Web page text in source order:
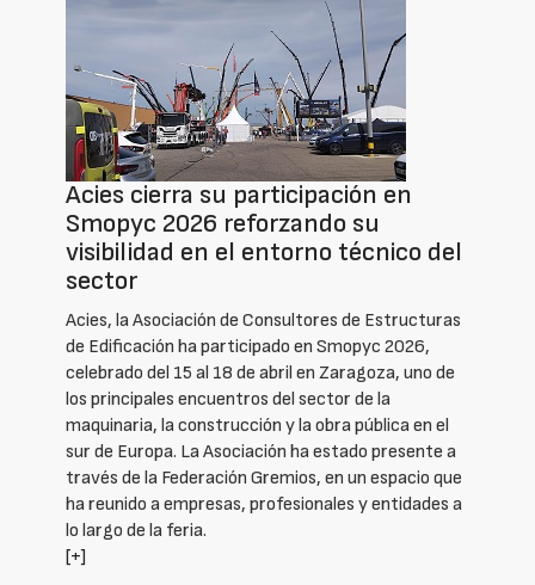
Acies cierra su participación en
Smopyc 2026 reforzando su
visibilidad en el entorno técnico del
sector
Acies, la Asociación de Consultores de Estructuras
de Edificación ha participado en Smopyc 2026,
celebrado del 15 al 18 de abril en Zaragoza, uno de
los principales encuentros del sector de la
maquinaria, la construcción y la obra pública en el
sur de Europa. La Asociación ha estado presente a
través de la Federación Gremios, en un espacio que
ha reunido a empresas, profesionales y entidades a
lo largo de la feria.
[+]